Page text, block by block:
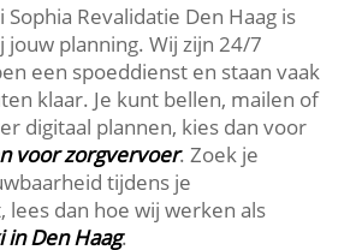
Revalidatie Den Haag is
jouw planning. Wij zijn 24/7
een spoeddienst en staan vaak
klaar. Je kunt bellen, mailen of
digitaal plannen, kies dan voor
voor zorgvervoer. Zoek je
tijdens je
lees dan hoe wij werken als
Den Haag.